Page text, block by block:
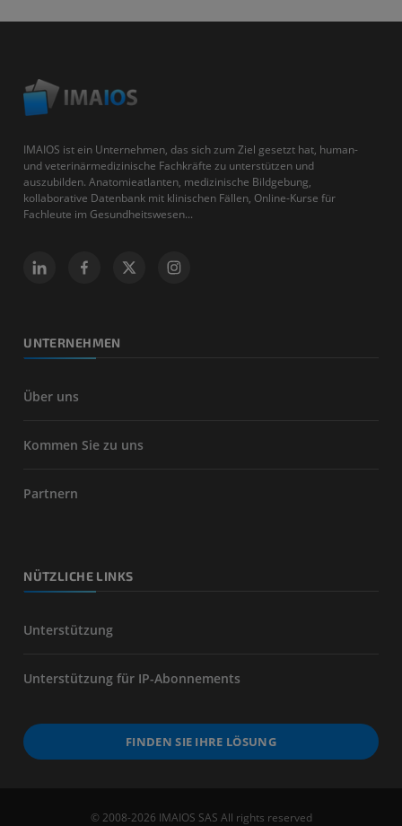
IMAIOS ist ein Unternehmen, das sich zum Ziel gesetzt hat, human-
und veterinärmedizinische Fachkräfte zu unterstützen und
auszubilden. Anatomieatlanten, medizinische Bildgebung,
kollaborative Datenbank mit klinischen Fällen, Online-Kurse für
Fachleute im Gesundheitswesen...
UNTERNEHMEN
Über uns
Kommen Sie zu uns
Partnern
NÜTZLICHE LINKS
Unterstützung
Unterstützung für IP-Abonnements
FINDEN SIE IHRE LÖSUNG
© 2008-2026 IMAIOS SAS All rights reserved